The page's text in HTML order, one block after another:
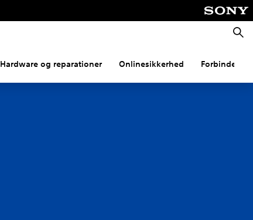
Søg
Hardware og reparationer Onlinesikkerhed Forbindelse